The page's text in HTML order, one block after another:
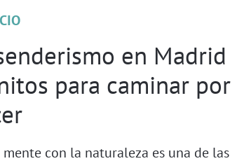
en Madrid
para caminar por
con la naturaleza es una de las